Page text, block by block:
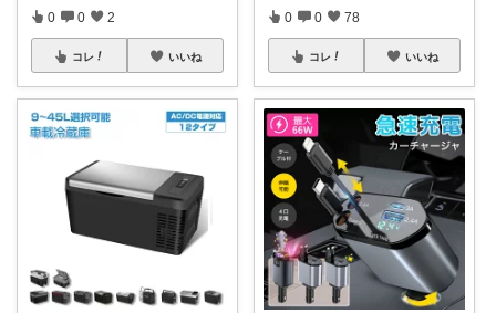
0 0 2
コレ いいね
0 0 78
コレ いいね